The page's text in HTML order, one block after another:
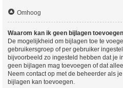
Omhoog
Waarom kan ik geen bijlagen
De mogelijkheid om bijlagen toe te
gebruikersgroep of per gebruiker
bijvoorbeeld zo ingesteld hebben dat je
geen bijlagen mag toevoegen of dat
Neem contact op met de beheerder als
bijlagen kan toevoegen.